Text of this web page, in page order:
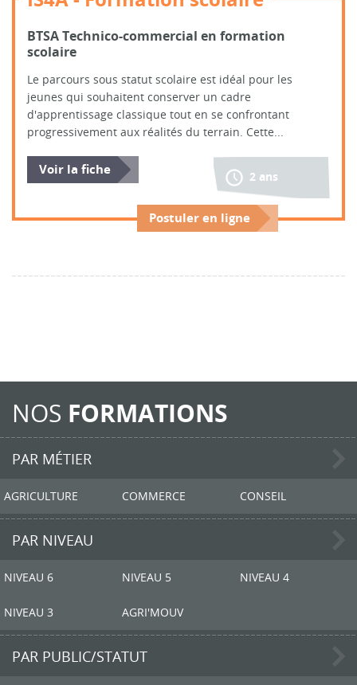
BTSA Technico-commercial en formation
scolaire
Le parcours sous statut scolaire est idéal pour les
jeunes qui souhaitent conserver un cadre
d'apprentissage classique tout en se confrontant
progressivement aux réalités du terrain. Cette...
Voir la fiche
Postuler en ligne
2 ans
NOS FORMATIONS
PAR MÉTIER
AGRICULTURE COMMERCE CONSEIL
PAR NIVEAU
NIVEAU 6 NIVEAU 5 NIVEAU 4
NIVEAU 3 AGRI'MOUV
PAR PUBLIC/STATUT